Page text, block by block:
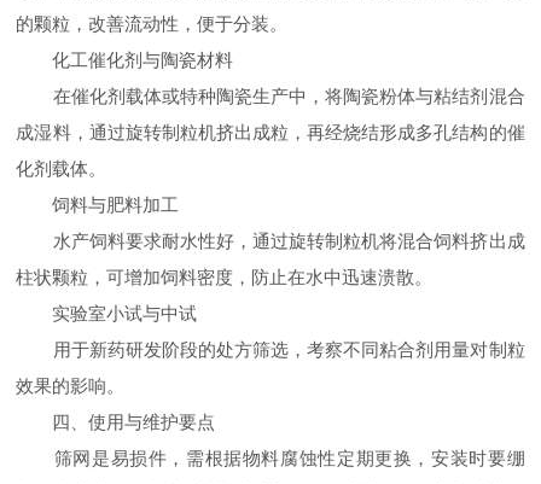
的颗粒，改善流动性，便于分装。
化工催化剂与陶瓷材料​
在催化剂载体或特种陶瓷生产中，将陶瓷粉体与粘结剂混合
成湿料，通过旋转制粒机挤出成粒，再经烧结形成多孔结构的催
化剂载体。
饲料与肥料加工​
水产饲料要求耐水性好，通过旋转制粒机将混合饲料挤出成
柱状颗粒，可增加饲料密度，防止在水中迅速溃散。
实验室小试与中试​
用于新药研发阶段的处方筛选，考察不同粘合剂用量对制粒
效果的影响。
四、使用与维护要点
筛网是易损件，需根据物料腐蚀性定期更换，安装时要绷